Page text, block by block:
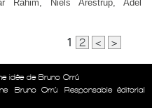
Rahim, Niels Arestrup, Adel
1 2 < >
idée de Bruno Orrú
Bruno Orrú
Responsable éditorial